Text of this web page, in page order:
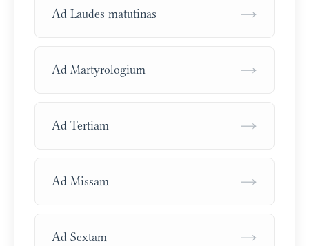
Ad Laudes matutinas →
Ad Martyrologium →
Ad Tertiam →
Ad Missam →
Ad Sextam →